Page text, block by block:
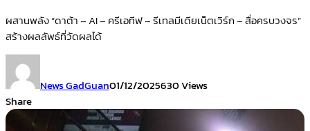
ผสานพลัง “ดาต้า – AI – ครีเอทีฟ – รีเทลมีเดียเน็ตเวิร์ก – สื่อครบวงจร”
สร้างผลลัพธ์ที่วัดผลได้
News GadGuan01/12/2025630 Views
Share